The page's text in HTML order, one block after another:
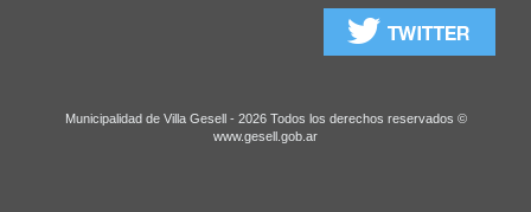
Municipalidad de Villa Gesell - 2026 Todos los derechos reservados ©
www.gesell.gob.ar